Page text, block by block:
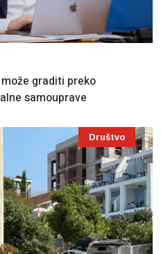
graditi preko
samouprave
Društvo